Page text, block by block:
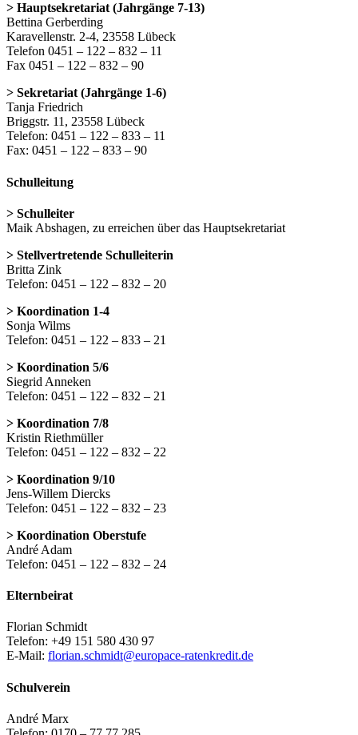
> Hauptsekretariat (Jahrgänge 7-13)
Bettina Gerberding
Karavellenstr. 2-4, 23558 Lübeck
Telefon 0451 – 122 – 832 – 11
Fax 0451 – 122 – 832 – 90
> Sekretariat (Jahrgänge 1-6)
Tanja Friedrich
Briggstr. 11, 23558 Lübeck
Telefon: 0451 – 122 – 833 – 11
Fax: 0451 – 122 – 833 – 90
Schulleitung
> Schulleiter
Maik Abshagen, zu erreichen über das Hauptsekretariat
> Stellvertretende Schulleiterin
Britta Zink
Telefon: 0451 – 122 – 832 – 20
> Koordination 1-4
Sonja Wilms
Telefon: 0451 – 122 – 833 – 21
> Koordination 5/6
Siegrid Anneken
Telefon: 0451 – 122 – 832 – 21
> Koordination 7/8
Kristin Riethmüller
Telefon: 0451 – 122 – 832 – 22
> Koordination 9/10
Jens-Willem Diercks
Telefon: 0451 – 122 – 832 – 23
> Koordination Oberstufe
André Adam
Telefon: 0451 – 122 – 832 – 24
Elternbeirat
Florian Schmidt
Telefon: +49 151 580 430 97
E-Mail: florian.schmidt@europace-ratenkredit.de
Schulverein
André Marx